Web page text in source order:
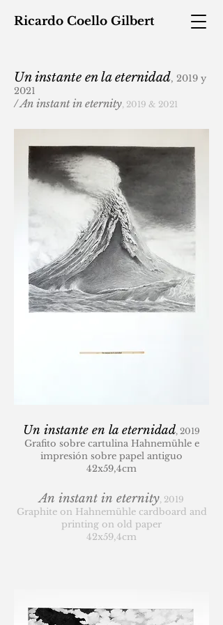
Ricardo Coello Gilbert
Uninstante en la eternidad, 2019 y
2021
/ An instant in eternity, 2019 & 2021
Un instante en la eternidad, 2019
Grafito sobre cartulina Hahnemühle e
impresión sobre papel antiguo
42x59,4cm
An instant in eternity, 2019
Graphite on Hahnemühle cardboard and
printing on old paper
42x59,4cm